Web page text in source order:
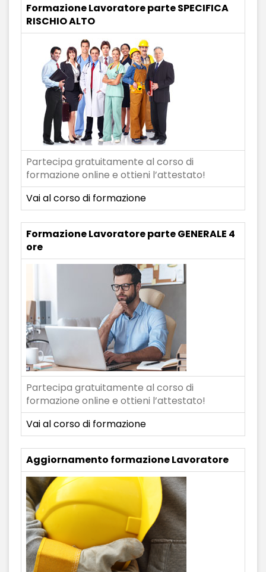
Formazione Lavoratore parte SPECIFICA
RISCHIO ALTO
Partecipa gratuitamente al corso di
formazione online e ottieni l’attestato!
Vai al corso di formazione
Formazione Lavoratore parte GENERALE 4
ore
Partecipa gratuitamente al corso di
formazione online e ottieni l’attestato!
Vai al corso di formazione
Aggiornamento formazione Lavoratore